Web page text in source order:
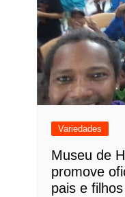
Variedades
Museu de
promove
pais e